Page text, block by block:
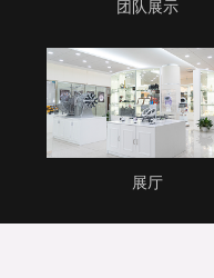
团队展示
展厅